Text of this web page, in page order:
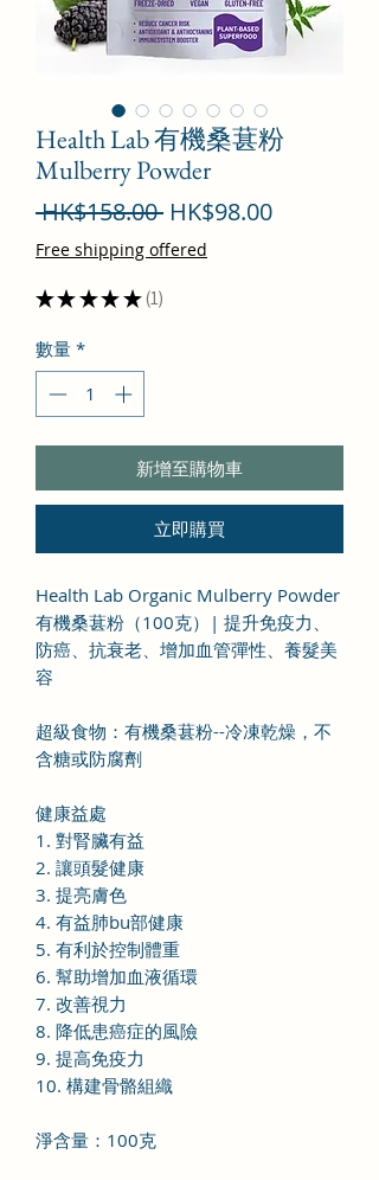
Health Lab 有機桑葚粉
Mulberry Powder
HK$158.00 一
般
HK$98.00促
Free shipping offered
★★★★★ 1
1
數量 *
新增至購物車
立即購買
Health Lab Organic Mulberry Powder
有機桑葚粉（100克）| 提升免疫力、
防癌、抗衰老、增加血管彈性、養髮美
容
超級食物：有機桑葚粉--冷凍乾燥，不
含糖或防腐劑
健康益處
1. 對腎臟有益
2. 讓頭髮健康
3. 提亮膚色
4. 有益肺bu部健康
5. 有利於控制體重
6. 幫助增加血液循環
7. 改善視力
8. 降低患癌症的風險
9. 提高免疫力
10. 構建骨骼組織
淨含量：100克